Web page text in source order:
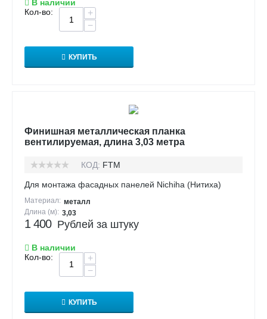
В наличии
Кол-во:
+
−
КУПИТЬ
Финишная металлическая планка
вентилируемая, длина 3,03 метра
КОД: FTM
Для монтажа фасадных панелей Nichiha (Нитиха)
Материал: металл
Длина (м): 3,03
1 400 Рублей за штуку
В наличии
Кол-во:
+
−
КУПИТЬ